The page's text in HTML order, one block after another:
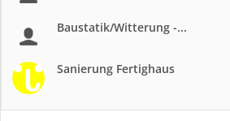
Baustatik/Witterung -...
Sanierung Fertighaus